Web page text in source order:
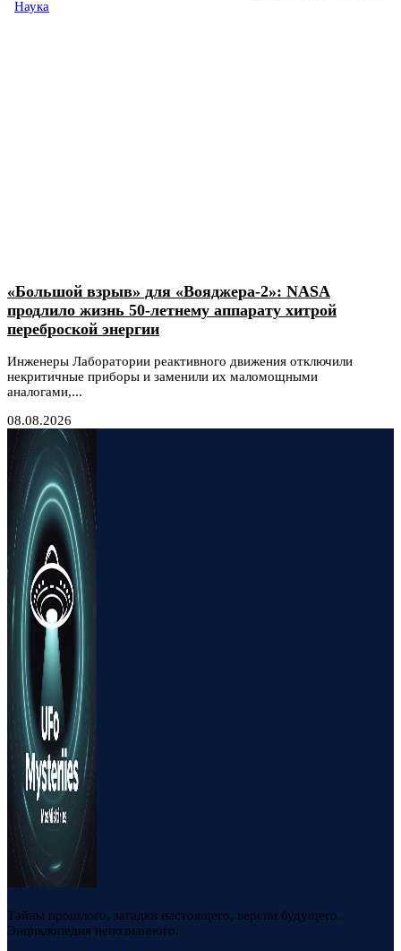
Наука
«Большой взрыв» для «Вояджера-2»: NASA
продлило жизнь 50-летнему аппарату хитрой
переброской энергии
Инженеры Лаборатории реактивного движения отключили
некритичные приборы и заменили их маломощными
аналогами,...
08.08.2026
Тайны прошлого, загадки настоящего, версии будущего.
Энциклопедия непознанного.